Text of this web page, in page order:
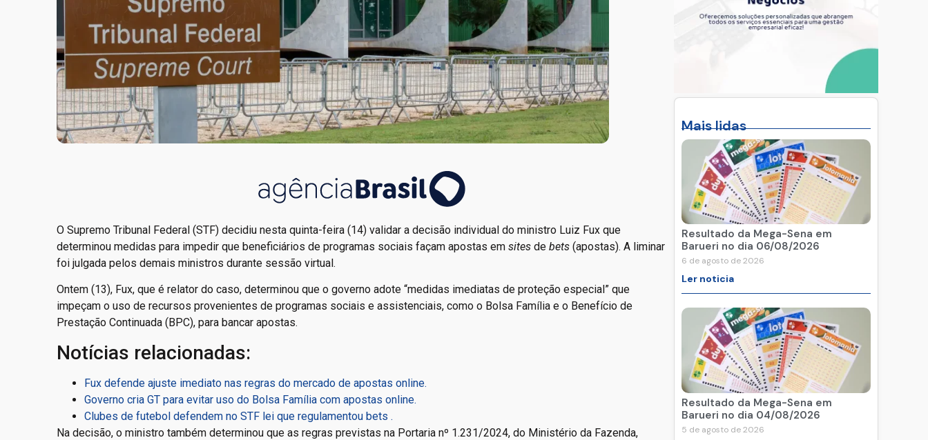
O Supremo Tribunal Federal (STF) decidiu nesta quinta-feira (14) validar a decisão individual do ministro Luiz Fux que
determinou medidas para impedir que beneficiários de programas sociais façam apostas em sites de bets (apostas). A liminar
foi julgada pelos demais ministros durante sessão virtual.
Ontem (13), Fux, que é relator do caso, determinou que o governo adote “medidas imediatas de proteção especial” que
impeçam o uso de recursos provenientes de programas sociais e assistenciais, como o Bolsa Família e o Benefício de
Prestação Continuada (BPC), para bancar apostas.
Notícias relacionadas:
Fux defende ajuste imediato nas regras do mercado de apostas online.
Governo cria GT para evitar uso do Bolsa Família com apostas online.
Clubes de futebol defendem no STF lei que regulamentou bets .
Na decisão, o ministro também determinou que as regras previstas na Portaria nº 1.231/2024, do Ministério da Fazenda,
Mais lidas
Resultado da Mega-Sena em
Barueri no dia 06/08/2026
6 de agosto de 2026
Ler noticia
Resultado da Mega-Sena em
Barueri no dia 04/08/2026
5 de agosto de 2026